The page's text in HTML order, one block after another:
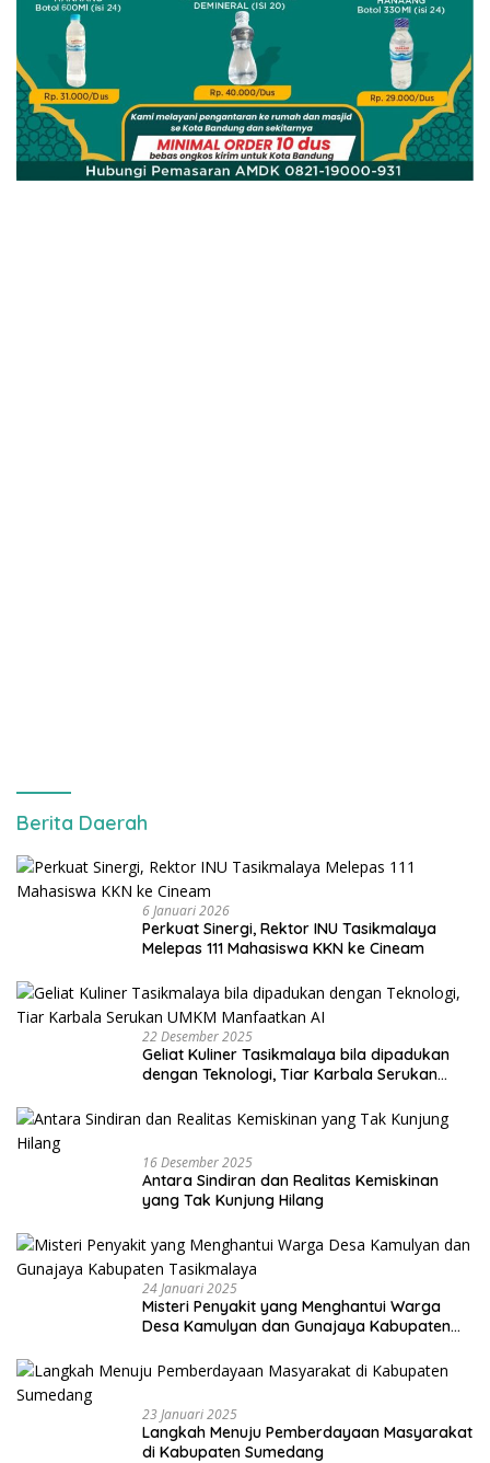
Berita Daerah
6 Januari 2026
Perkuat Sinergi, Rektor INU Tasikmalaya
Melepas 111 Mahasiswa KKN ke Cineam
22 Desember 2025
Geliat Kuliner Tasikmalaya bila dipadukan
dengan Teknologi, Tiar Karbala Serukan
16 Desember 2025
Antara Sindiran dan Realitas Kemiskinan
yang Tak Kunjung Hilang
24 Januari 2025
Misteri Penyakit yang Menghantui Warga
Desa Kamulyan dan Gunajaya Kabupaten
23 Januari 2025
Langkah Menuju Pemberdayaan Masyarakat
di Kabupaten Sumedang